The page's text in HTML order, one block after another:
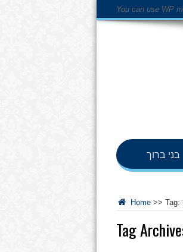
You can use WP
בני ברוך
Home >> Tag:
Tag